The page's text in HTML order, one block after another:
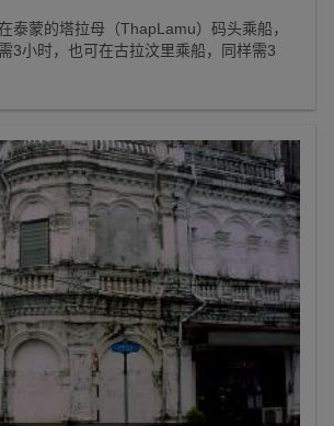
蒙的塔拉母（ThapLamu）码头乘船，
3小时，也可在古拉汶里乘船，同样需3